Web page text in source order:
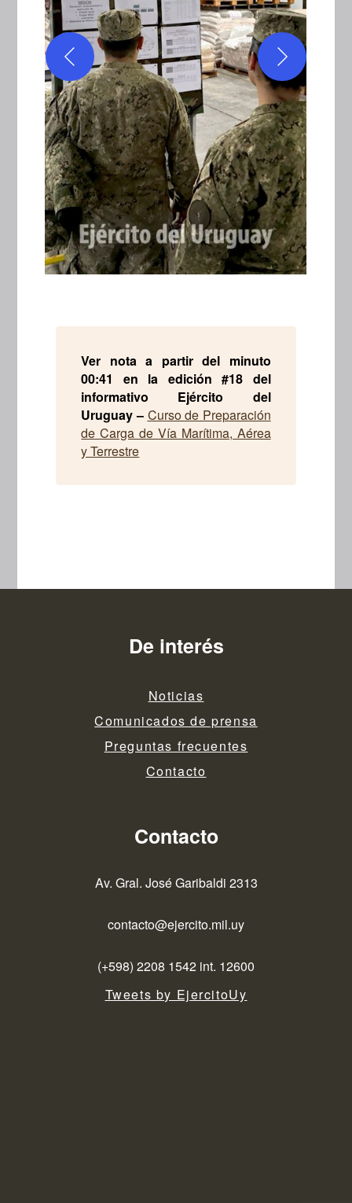
Ver nota a partir del minuto
00:41 en la edición #18 del
informativo Ejército del
Uruguay – Curso de Preparación
de Carga de Vía Marítima, Aérea
y Terrestre
De interés
Noticias
Comunicados de prensa
Preguntas frecuentes
Contacto
Contacto
Av. Gral. José Garibaldi 2313
contacto@ejercito.mil.uy
(+598) 2208 1542 int. 12600
Tweets by EjercitoUy